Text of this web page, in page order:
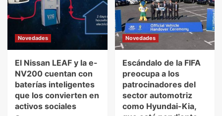
Novedades
El Nissan LEAF y la e-
NV200 cuentan con
baterías inteligentes
que los convierten en
activos sociales
Novedades
Escándalo de la FIFA
preocupa a los
patrocinadores del
sector automotriz
como Hyundai-Kia,